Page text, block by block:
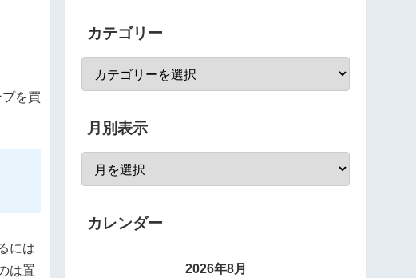
を買
には
は置
カテゴリー
月別表示
カレンダー
2026年8月